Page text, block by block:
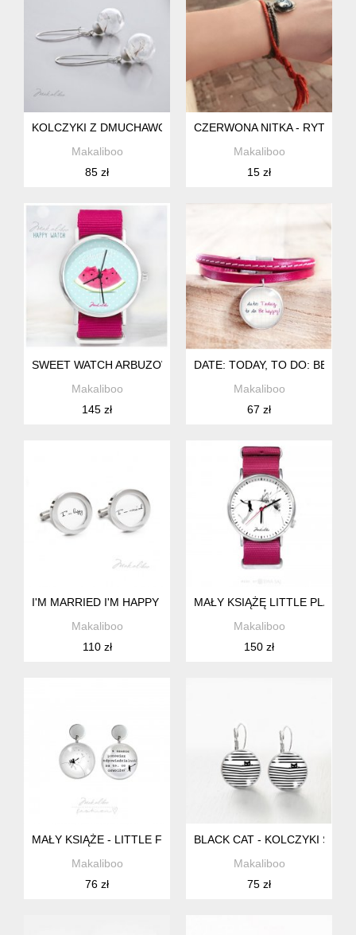
KOLCZYKI Z DMUCHAWCEM
Makaliboo
85 zł
CZERWONA NITKA - RYTUAŁ
Makaliboo
15 zł
SWEET WATCH ARBUZOWY +BALL (ESP)
Makaliboo
145 zł
DATE: TODAY, TO DO: BE
Makaliboo
67 zł
I'M MARRIED I'M HAPPY - SPINKI STALOWE
Makaliboo
110 zł
MAŁY KSIĄŻĘ LITTLE PLANET
Makaliboo
150 zł
MAŁY KSIĄŻE - LITTLE FRIENDS - STALOWE 16 +BOX
Makaliboo
76 zł
BLACK CAT - KOLCZYKI
Makaliboo
75 zł